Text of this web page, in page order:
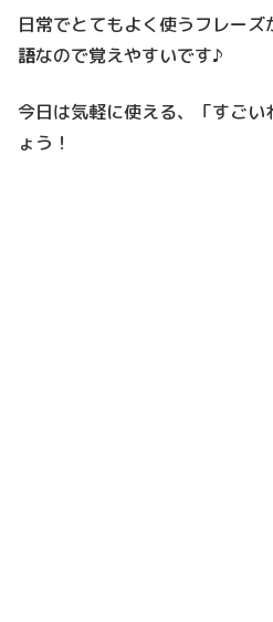
日常でとてもよく使うフレーズ
語なので覚えやすいです♪
今日は気軽に使える、「すご
ょう！